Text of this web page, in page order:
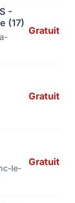
-
(17)
Gratuit
Gratuit
le-
Gratuit